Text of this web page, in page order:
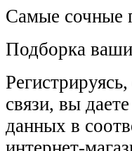
Самые сочные
Подборка
связи, вы
данных в